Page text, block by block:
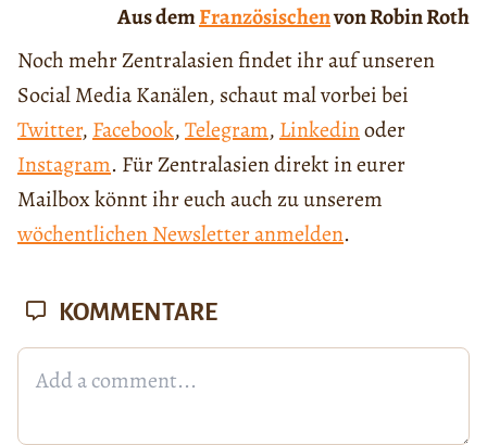
Aus demFranzösischenvon Robin Roth
Noch mehr Zentralasien findet ihr auf unseren
Social Media Kanälen, schaut mal vorbei bei
Twitter, Facebook,Telegram, Linkedinoder
Instagram. Für Zentralasien direkt in eurer
Mailbox könnt ihr euch auch zu unserem
wöchentlichen Newsletter anmelden.
KOMMENTARE